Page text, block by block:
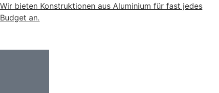
Wir bieten Konstruktionen aus Aluminium für fast jedes
Budget an.